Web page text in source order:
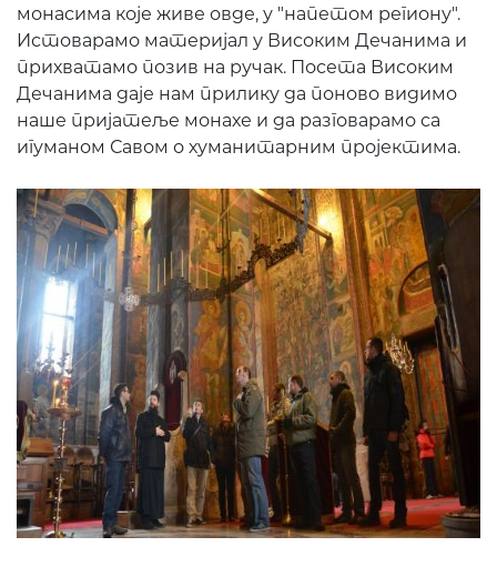
монасима које живе овде, у "напетом региону".
Истоварамо материјал у Високим Дечанима и
прихватамо позив на ручак. Посета Високим
Дечанима даје нам прилику да поново видимо
наше пријатеље монахе и да разговарамо са
игуманом Савом о хуманитарним пројектима.